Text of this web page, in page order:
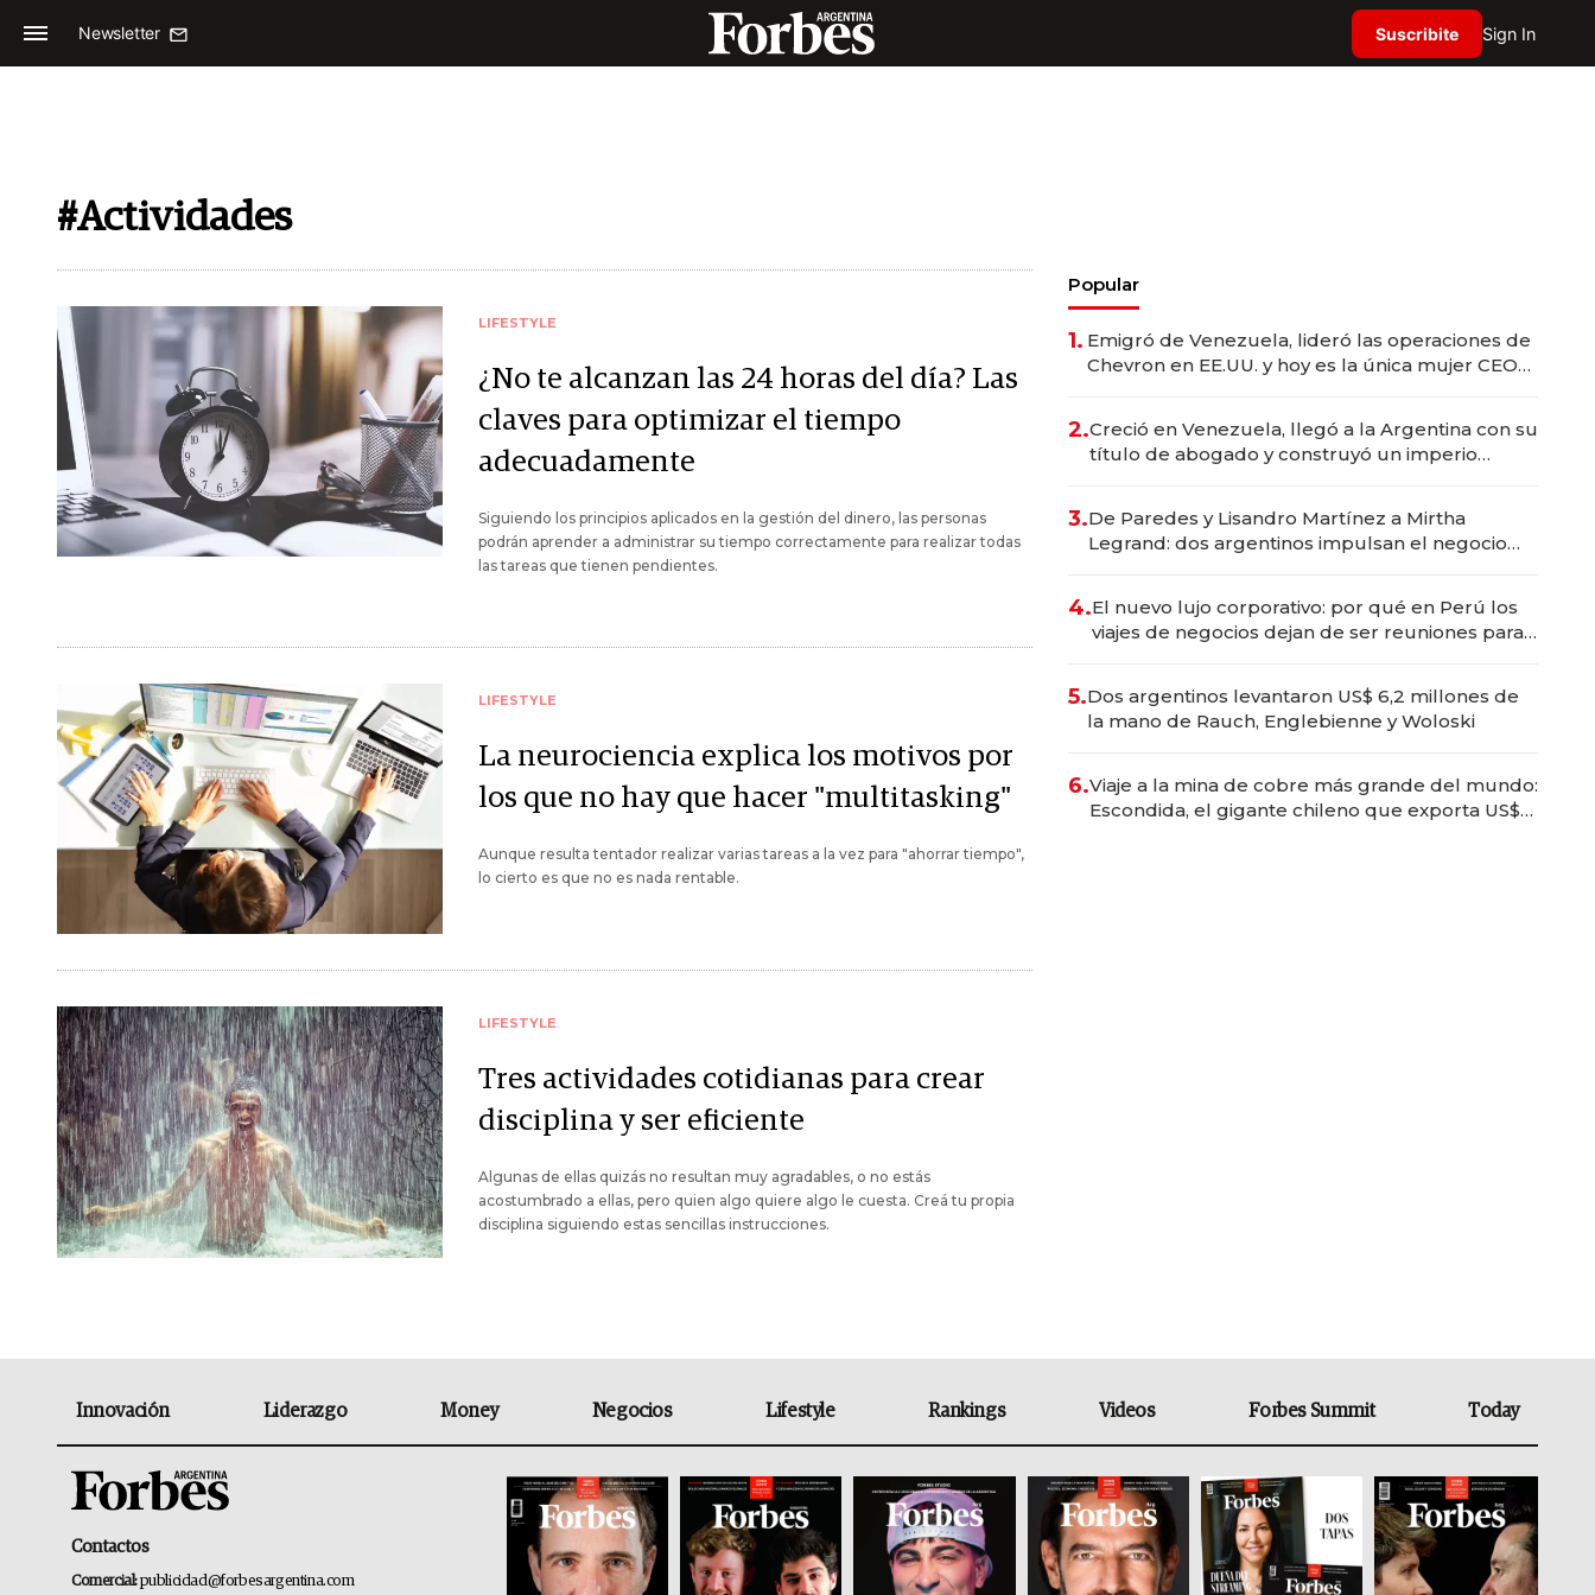
Newsletter Suscribite Sign In
#Actividades
LIFESTYLE
¿No te alcanzan las 24 horas del día? Las
claves para optimizar el tiempo
adecuadamente
Siguiendo los principios aplicados en la gestión del dinero, las personas
podrán aprender a administrar su tiempo correctamente para realizar todas
las tareas que tienen pendientes.
LIFESTYLE
La neurociencia explica los motivos por
los que no hay que hacer "multitasking"
Aunque resulta tentador realizar varias tareas a la vez para "ahorrar tiempo",
lo cierto es que no es nada rentable.
LIFESTYLE
Tres actividades cotidianas para crear
disciplina y ser eficiente
Algunas de ellas quizás no resultan muy agradables, o no estás
acostumbrado a ellas, pero quien algo quiere algo le cuesta. Creá tu propia
disciplina siguiendo estas sencillas instrucciones.
Popular
1. Emigró de Venezuela, lideró las operaciones de
Chevron en EE.UU. y hoy es la única mujer CEO
2.Creció en Venezuela, llegó a la Argentina con su
título de abogado y construyó un imperio
3.De Paredes y Lisandro Martínez a Mirtha
Legrand: dos argentinos impulsan el negocio
4.El nuevo lujo corporativo: por qué en Perú los
viajes de negocios dejan de ser reuniones para
5.Dos argentinos levantaron US$ 6,2 millones de
la mano de Rauch, Englebienne y Woloski
6.Viaje a la mina de cobre más grande del mundo:
Escondida, el gigante chileno que exporta US$
Innovación Liderazgo Money Negocios Lifestyle Rankings Videos Forbes Summit Today
Contactos
Comercial:publicidad@forbesargentina.com